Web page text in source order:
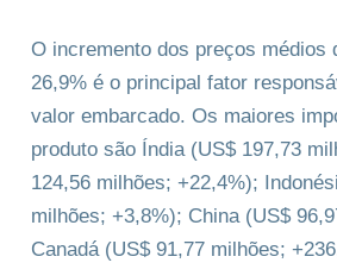
O incremento dos preços médios
26,9% é o principal fator
valor embarcado. Os maiores
produto são Índia (US$ 197,73
124,56 milhões; +22,4%);
milhões; +3,8%); China (US$
Canadá (US$ 91,77 milhões;